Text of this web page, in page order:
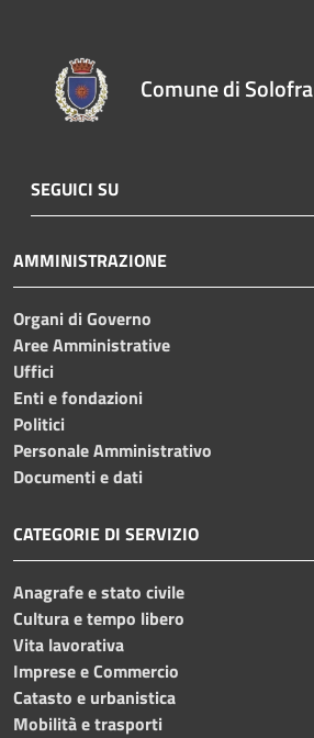
Comune di Solofra
SEGUICI SU
AMMINISTRAZIONE
Organi di Governo
Aree Amministrative
Uffici
Enti e fondazioni
Politici
Personale Amministrativo
Documenti e dati
CATEGORIE DI SERVIZIO
Anagrafe e stato civile
Cultura e tempo libero
Vita lavorativa
Imprese e Commercio
Catasto e urbanistica
Mobilità e trasporti